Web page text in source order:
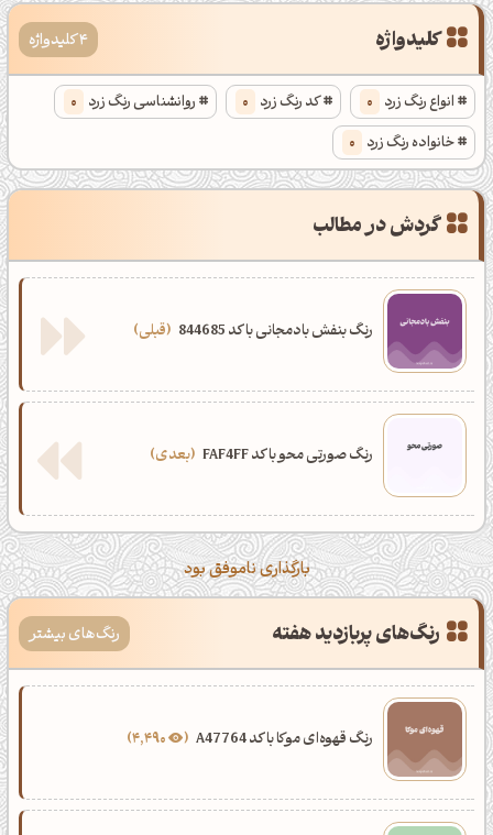
کلیدواژه 4 کلیدواژه
انواع رنگ زرد 0 کد رنگ زرد 0 روانشناسی رنگ زرد 0
خانواده رنگ زرد 0
گردش در مطالب
رنگ بنفش بادمجانی با کد 844685 قبلی
رنگ صورتی محو با کد FAF4FF بعدی
بارگذاری ناموفق بود
رنگ‌های پربازدید هفته رنگ‌های بیشتر
رنگ قهوه‌ای موکا با کد A47764